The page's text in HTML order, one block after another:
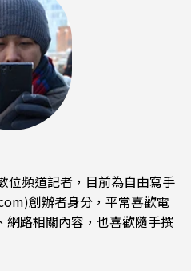
位頻道記者，目前為自由寫手
創辦者身分，平常喜歡電
網路相關內容，也喜歡隨手撰